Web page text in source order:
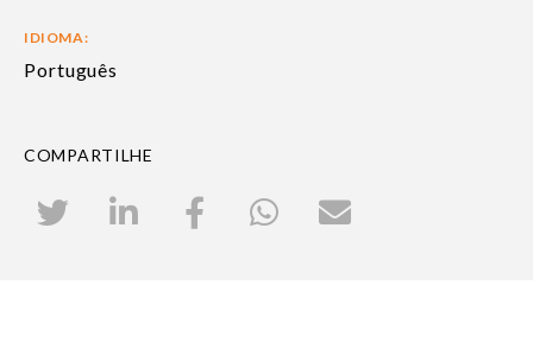
IDIOMA:
Português
COMPARTILHE